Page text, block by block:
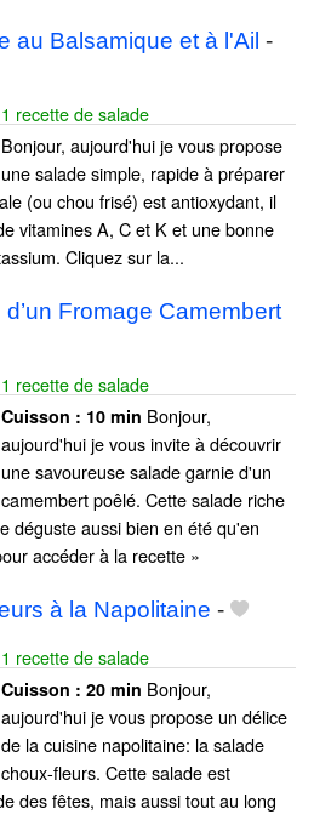
au Balsamique et à l'Ail -
1 recette de salade
Bonjour, aujourd'hui je vous propose
une salade simple, rapide à préparer
(ou chou frisé) est antioxydant, il
vitamines A, C et K et une bonne
Cliquez sur la...
Fromage Camembert
1 recette de salade
Cuisson : 10 min Bonjour,
aujourd'hui je vous invite à découvrir
une savoureuse salade garnie d'un
camembert poêlé. Cette salade riche
déguste aussi bien en été qu'en
accéder à la recette »
à la Napolitaine -
1 recette de salade
Cuisson : 20 min Bonjour,
aujourd'hui je vous propose un délice
de la cuisine napolitaine: la salade
choux-fleurs. Cette salade est
des fêtes, mais aussi tout au long